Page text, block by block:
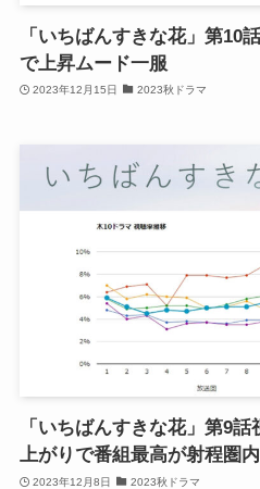
「いちばんすきな花」第10
で上昇ムード一服
2023年12月15日 2023秋ドラマ
「いちばんすきな花」第9
上がりで番組最高が射程圏内
2023年12月8日 2023秋ドラマ